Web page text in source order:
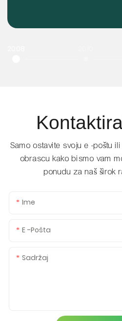
Samo ostavite svoju e -poštu
obrascu kako bismo vam
ponudu za naš širok
Ime
E -pošta
Sadržaj